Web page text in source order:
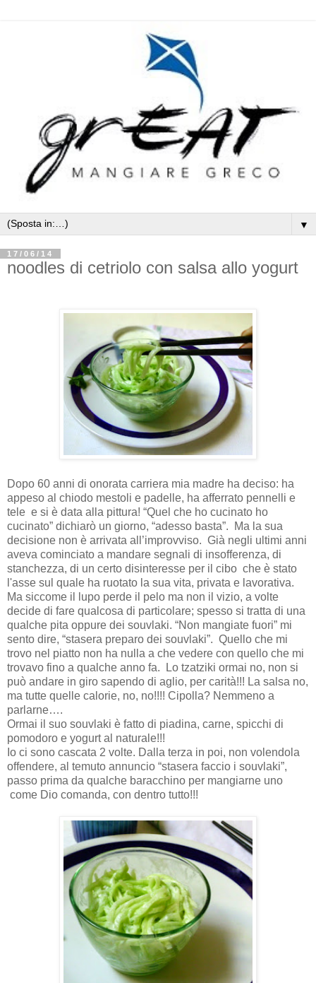
▼
17/06/14
noodles di cetriolo con salsa allo yogurt
Dopo 60 anni di onorata carriera mia madre ha deciso: ha
appeso al chiodo mestoli e padelle, ha afferrato pennelli e
tele e si è data alla pittura! “Quel che ho cucinato ho
cucinato” dichiarò un giorno, “adesso basta”.
Ma la sua
decisione non è arrivata all’improvviso. Già negli ultimi anni
aveva cominciato a mandare segnali di insofferenza, di
stanchezza, di un certo disinteresse per il cibo che è stato
l'asse sul quale ha ruotato la sua vita, privata e lavorativa.
Ma siccome il lupo perde il pelo ma non il vizio, a volte
decide di fare qualcosa di particolare; spesso si tratta di una
qualche pita oppure dei souvlaki. “Non mangiate fuori” mi
sento dire, “stasera preparo dei souvlaki”. Quello che mi
trovo nel piatto non ha nulla a che vedere con quello che mi
trovavo fino a qualche anno fa. Lo tzatziki ormai no, non si
può andare in giro sapendo di aglio, per carità!!! La salsa no,
ma tutte quelle calorie, no, no!!!! Cipolla? Nemmeno a
parlarne….
Ormai il suo souvlaki è fatto di piadina, carne, spicchi di
pomodoro e yogurt al naturale!!!
Io ci sono cascata 2 volte. Dalla terza in poi, non volendola
offendere, al temuto annuncio “stasera faccio i souvlaki”,
passo prima da qualche baracchino per mangiarne uno
come Dio comanda, con dentro tutto!!!